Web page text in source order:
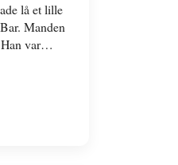
lå et lille
Manden
var